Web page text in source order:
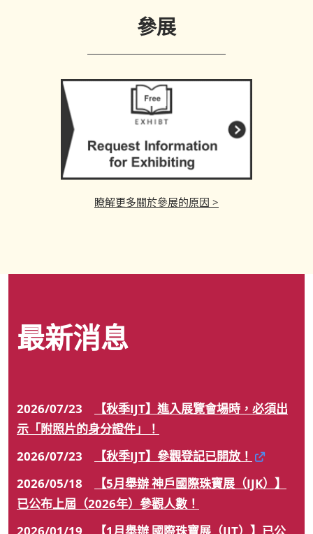
參展
瞭解更多關於參展的原因 >
最新消息
2026/07/23
【秋季IJT】進入展覽會場時，必須出
示「附照片的身分證件」！
2026/07/23
【秋季IJT】參觀登記已開放！
2026/05/18
【5月舉辦 神戶國際珠寶展（IJK）】
已公布上屆（2026年）參觀人數！